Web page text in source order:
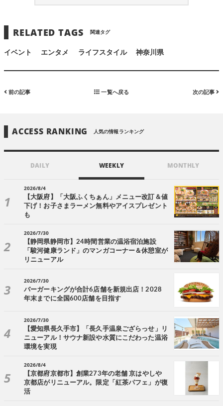
RELATED TAGS 関連タグ
イベント エンタメ ライフスタイル 神奈川県
前の記事 一覧へ戻る 次の記事
ACCESS RANKING 人気の情報ランキング
DAILY WEEKLY MONTHLY
2026/8/4
【大阪府】「大阪ふくちぁん」メニュー改訂＆値
下げ！お子さまラーメン無料やアイスプレゼント
も
2026/7/30
【静岡県静岡市】24時間営業の温浴宿泊施設
「駿河健康ランド」のマンガコーナー＆休憩室が
リニューアル
2026/7/30
バーガーキングが合計6店舗を新規出店！2028
年末までに全国600店舗を目指す
2026/7/30
【愛知県長久手市】「長久手温泉ござらっせ」リ
ニューアル！サウナ新設や水質にこだわった温浴
環境を実現
2026/8/4
【京都府京都市】創業273年の老舗 京はやしや
京都店がリニューアル。限定「紅茶パフェ」が復
活